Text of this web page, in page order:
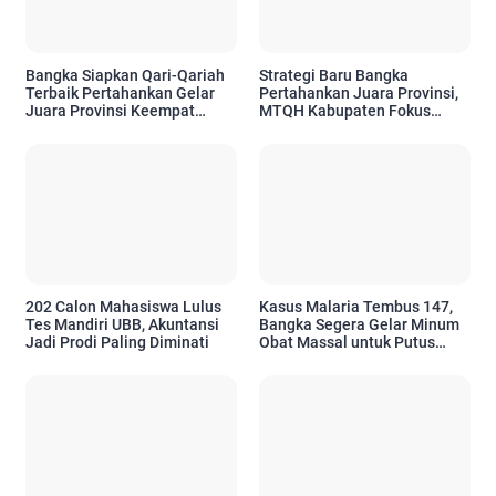
Bangka Siapkan Qari-Qariah
Terbaik Pertahankan Gelar
Juara Provinsi Keempat
Strategi Baru Bangka
Pertahankan Juara Provinsi,
MTQH Kabupaten Fokus
202 Calon Mahasiswa Lulus
Tes Mandiri UBB, Akuntansi
Jadi Prodi Paling Diminati
Kasus Malaria Tembus 147,
Bangka Segera Gelar Minum
Obat Massal untuk Putus